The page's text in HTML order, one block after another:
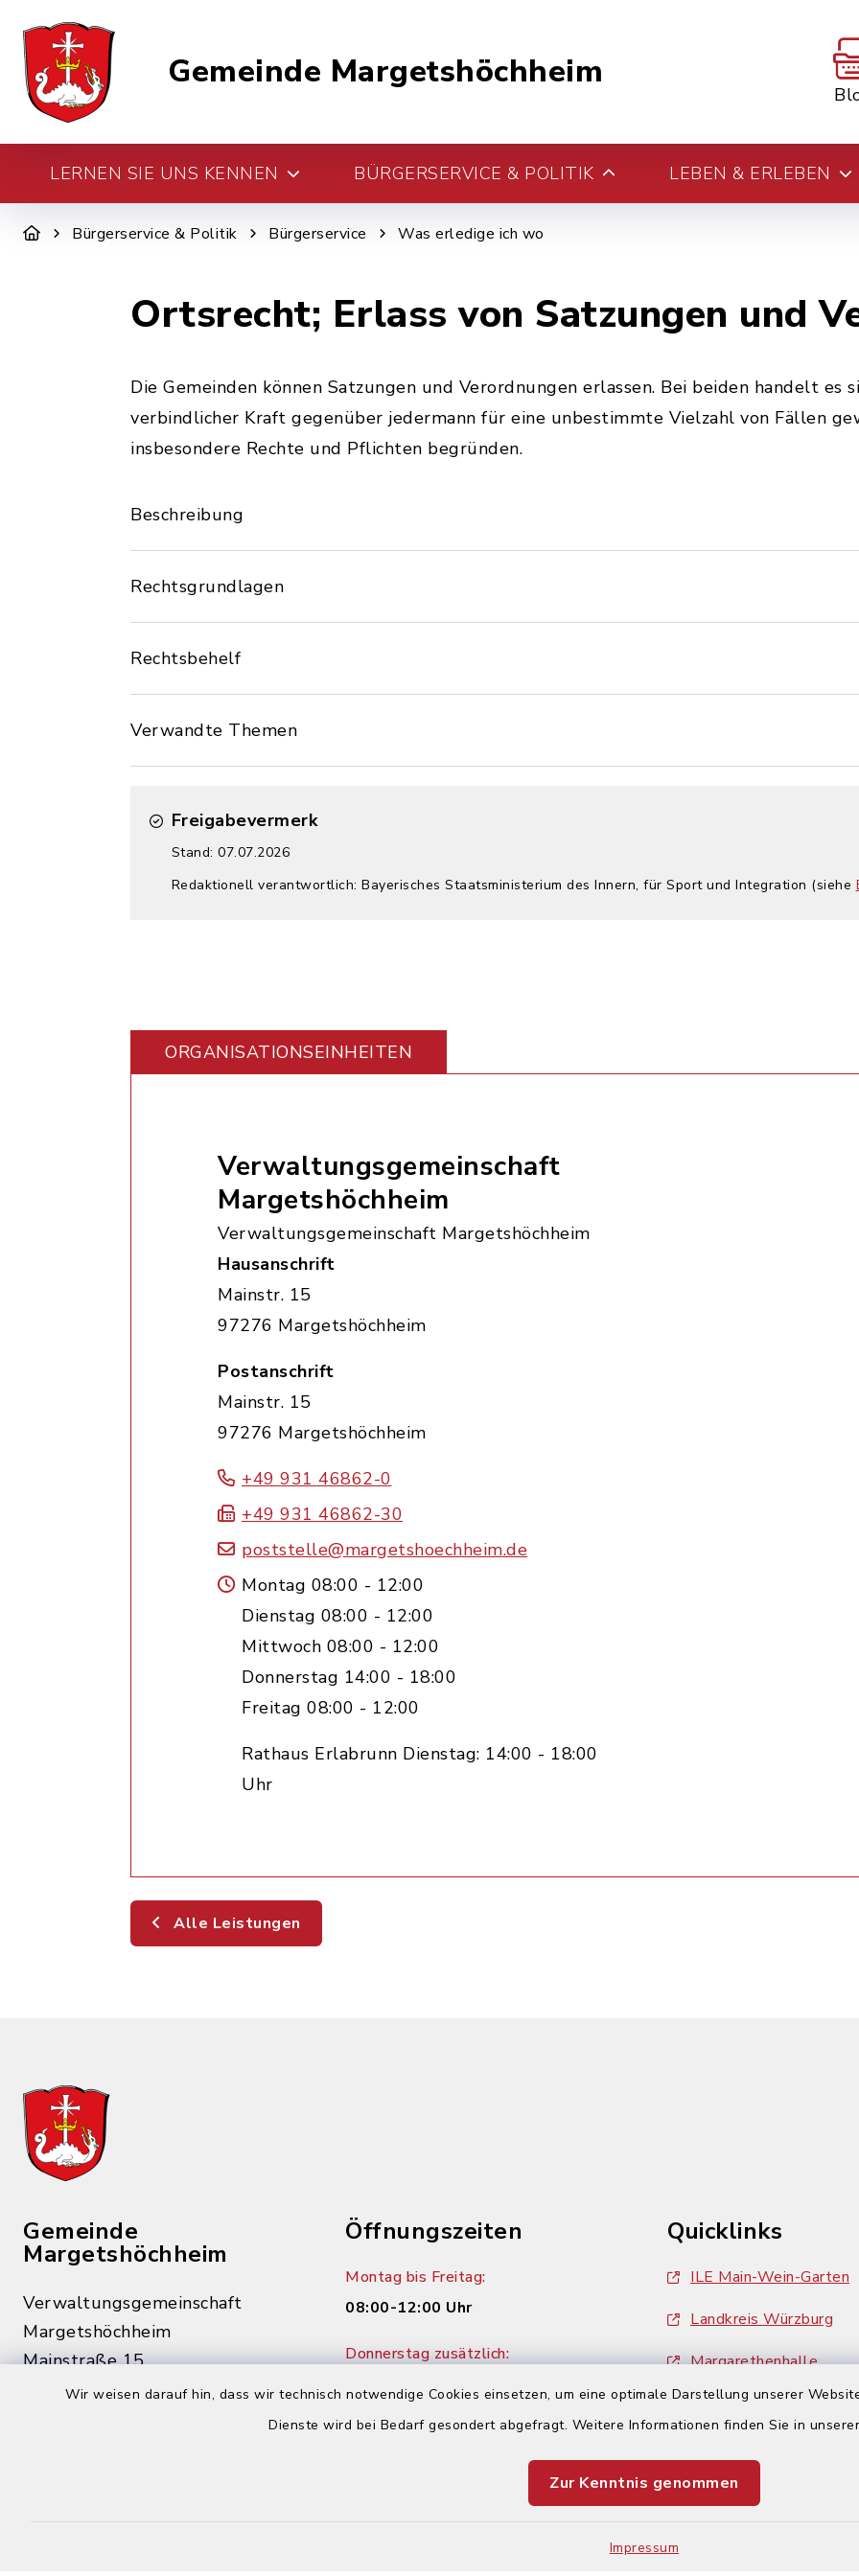
Wir weisen darauf hin, dass wir technisch notwendige Cookies einsetzen, um eine optimale Darstellung unserer
Dienste wird bei Bedarf gesondert abgefragt. Weitere Informationen finden Sie in
Zur Kenntnis genommen
Impressum
Gemeinde Margetshöchheim
LERNEN SIE UNS KENNEN BÜRGERSERVICE & POLITIK LEBEN & ERLEBEN
Bürgerservice & Politik Bürgerservice Was erledige ich wo
Ortsrecht; Erlass von Satzungen und
Die Gemeinden können Satzungen und Verordnungen erlassen. Bei beiden handelt es
verbindlicher Kraft gegenüber jedermann für eine unbestimmte Vielzahl von Fällen
insbesondere Rechte und Pflichten begründen.
Beschreibung
Rechtsgrundlagen
Rechtsbehelf
Verwandte Themen
Freigabevermerk
Stand: 07.07.2026
Redaktionell verantwortlich: Bayerisches Staatsministerium des Innern, für Sport und Integration (siehe
ORGANISATIONS­EINHEITEN
Verwaltungsgemeinschaft
Margetshöchheim
Verwaltungsgemeinschaft Margetshöchheim
Hausanschrift
Mainstr. 15
97276 Margetshöchheim
Postanschrift
Mainstr. 15
97276 Margetshöchheim
+49 931 46862-0
+49 931 46862-30
poststelle@margetshoechheim.de
Montag 08:00 - 12:00
Dienstag 08:00 - 12:00
Mittwoch 08:00 - 12:00
Donnerstag 14:00 - 18:00
Freitag 08:00 - 12:00
Rathaus Erlabrunn Dienstag: 14:00 - 18:00
Uhr
Alle Leistungen
Gemeinde
Margetshöchheim
Verwaltungsgemeinschaft
Margetshöchheim
Mainstraße 15
97276 Margetshöchheim
Öffnungszeiten
Montag bis Freitag:
08:00-12:00 Uhr
Donnerstag zusätzlich:
14:00-18:00 Uhr
Quicklinks
ILE Main-Wein-Garten
Landkreis Würzburg
Margarethenhalle
ZweiUferLand